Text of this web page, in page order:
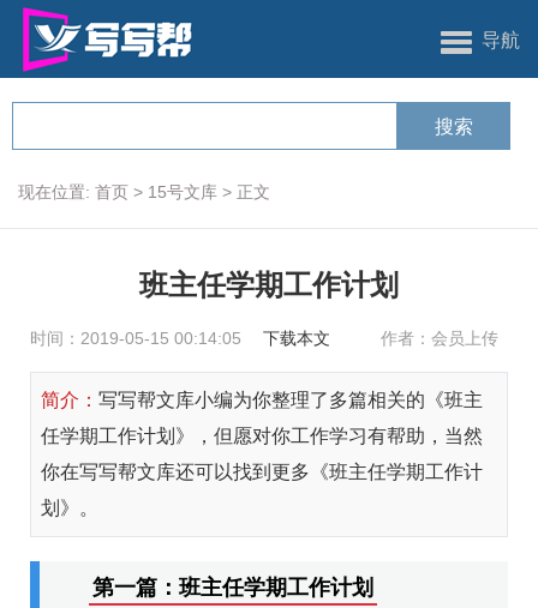
导航
现在位置: 首页 > 15号文库 > 正文
班主任学期工作计划
时间：2019-05-15 00:14:05 下载本文 作者：会员上传
简介： 写写帮文库小编为你整理了多篇相关的《班主
任学期工作计划》，但愿对你工作学习有帮助，当然
你在写写帮文库还可以找到更多《班主任学期工作计
划》。
第一篇：班主任学期工作计划